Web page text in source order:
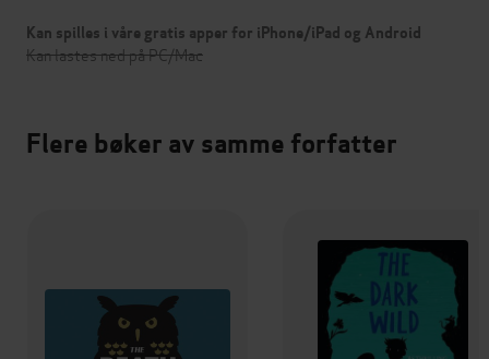
Kan spilles i våre gratis apper for iPhone/iPad og Android
Kan lastes ned på PC/Mac
Flere bøker av samme forfatter